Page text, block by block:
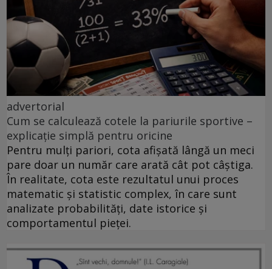
advertorial
Cum se calculează cotele la pariurile sportive –
explicație simplă pentru oricine
Pentru mulți pariori, cota afișată lângă un meci
pare doar un număr care arată cât pot câștiga.
În realitate, cota este rezultatul unui proces
matematic și statistic complex, în care sunt
analizate probabilități, date istorice și
comportamentul pieței.